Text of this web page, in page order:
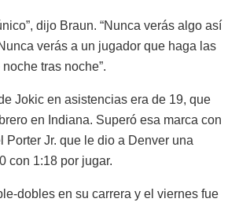
dijo Braun. “Nunca verás algo así
verás a un jugador que haga las
tras noche”.
Jokic en asistencias era de 19, que
en Indiana. Superó esa marca con
Porter Jr. que le dio a Denver una
con 1:18 por jugar.
dobles en su carrera y el viernes fue